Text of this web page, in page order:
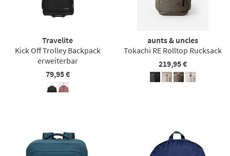
Travelite
Kick Off Trolley Backpack
erweiterbar
79,95 €
aunts & uncles
Tokachi RE Rolltop Rucksack
219,95 €